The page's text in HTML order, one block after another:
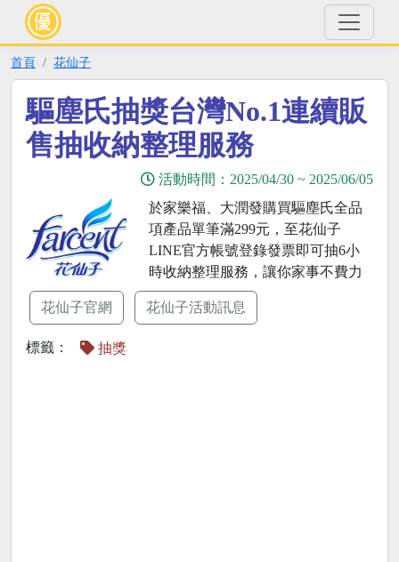
首頁 花仙子
驅塵氏抽獎台灣No.1連續販
售抽收納整理服務
活動時間： 2025/04/30 ~ 2025/06/05
於家樂福、大潤發購買驅塵氏全品
項產品單筆滿299元，至花仙子
LINE官方帳號登錄發票即可抽6小
時收納整理服務，讓你家事不費力
花仙子官網 花仙子活動訊息
標籤： 抽獎